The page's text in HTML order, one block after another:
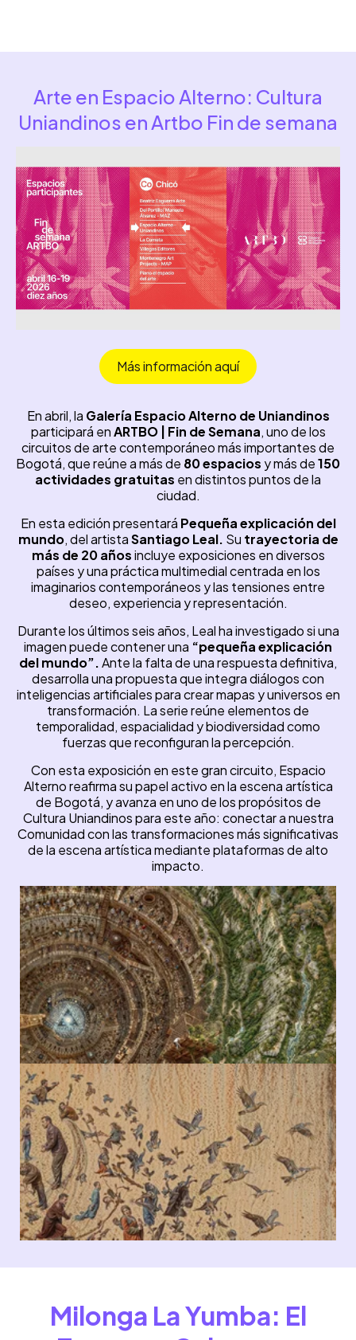
Arte en Espacio Alterno: Cultura
Uniandinos en Artbo Fin de semana
Más información aquí
En abril, la Galería Espacio Alterno de Uniandinos
participará enARTBO | Fin de Semana, uno de los
circuitos de arte contemporáneo más importantes de
Bogotá, que reúne a más de 80 espacios y más de150
actividades gratuitas en distintos puntos de la
ciudad.
En esta edición presentará Pequeña explicación del
mundo, del artistaSantiago Leal. Su trayectoria de
más de 20 añosincluye exposiciones en diversos
países y una práctica multimedial centrada en los
imaginarios contemporáneos y las tensiones entre
deseo, experiencia y representación.
Durante los últimos seis años, Leal ha investigado si una
imagen puede contener una “pequeña explicación
del mundo”.Ante la falta de una respuesta definitiva,
desarrolla una propuesta que integra diálogos con
inteligencias artificiales para crear mapas y universos en
transformación. La serie reúne elementos de
temporalidad, espacialidad y biodiversidad como
fuerzas que reconfiguran la percepción.
Con esta exposición en este gran circuito, Espacio
Alterno reafirma su papel activo en la escena artística
de Bogotá, y avanza en uno de los propósitos de
Cultura Uniandinos para este año: conectar a nuestra
Comunidad con las transformaciones más significativas
de la escena artística mediante plataformas de alto
impacto.
Milonga La Yumba: El